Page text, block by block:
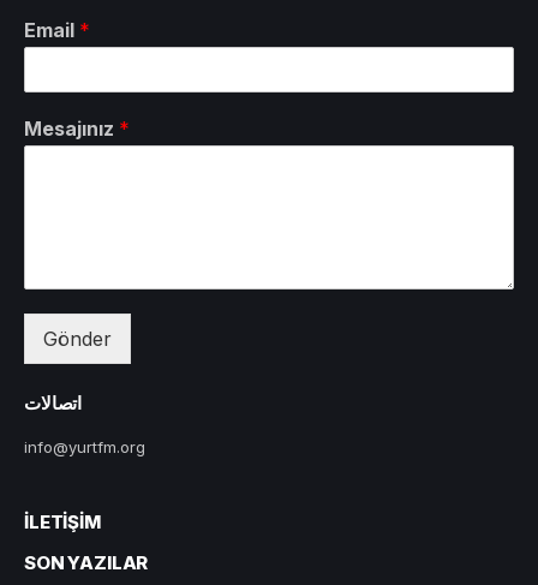
Email *
Mesajınız *
Gönder
اتصالات
info@yurtfm.org
İLETIŞIM
SON YAZILAR